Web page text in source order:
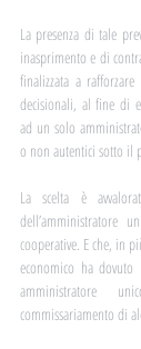
La presenza di tale
inasprimento e di
finalizzata a
decisionali, al fine di
ad un solo
o non autentici sotto il
La scelta è
dell’amministratore
cooperative. E che, in
economico ha
amministratore
commissariamento di